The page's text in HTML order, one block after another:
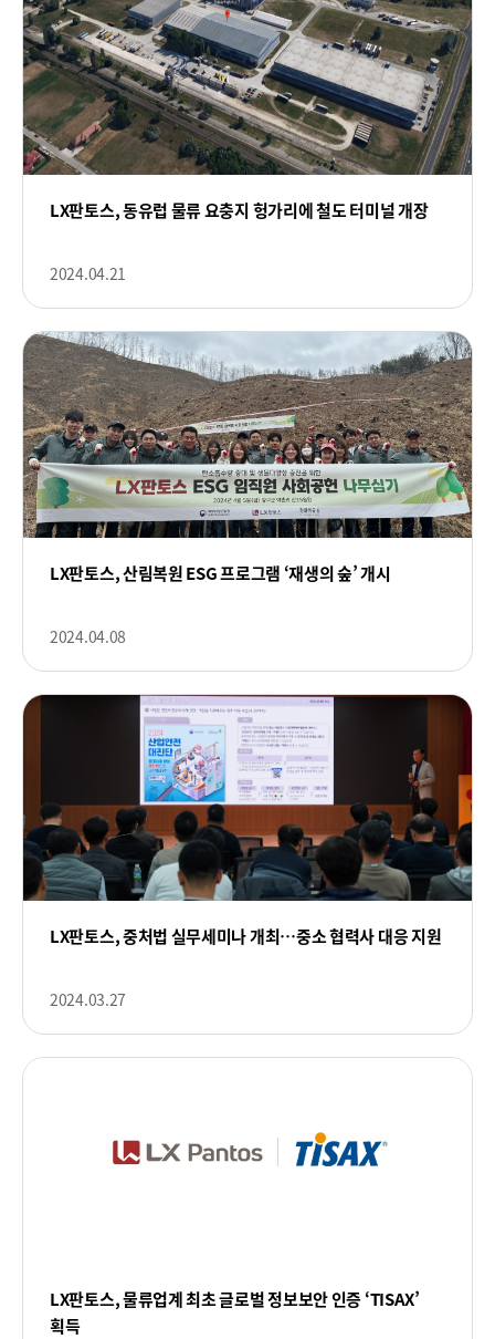
LX판토스, 동유럽 물류 요충지 헝가리에 철도 터미널 개장
2024.04.21
LX판토스, 산림복원 ESG 프로그램 ‘재생의 숲’ 개시
2024.04.08
LX판토스, 중처법 실무세미나 개최…중소 협력사 대응 지원
2024.03.27
LX판토스, 물류업계 최초 글로벌 정보보안 인증 ‘TISAX’
획득